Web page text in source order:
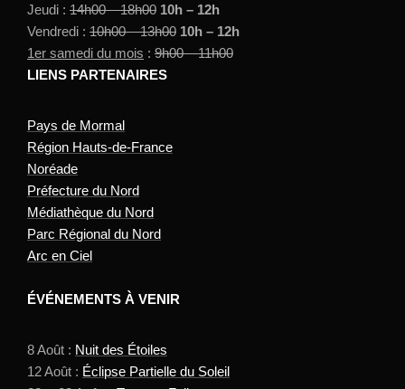
Jeudi : 14h00 – 18h00 10h – 12h
Vendredi : 10h00 – 13h00 10h – 12h
1er samedi du mois : 9h00 – 11h00
LIENS PARTENAIRES
Pays de Mormal
Région Hauts-de-France
Noréade
Préfecture du Nord
Médiathèque du Nord
Parc Régional du Nord
Arc en Ciel
ÉVÉNEMENTS À VENIR
8 Août : Nuit des Étoiles
12 Août : Éclipse Partielle du Soleil